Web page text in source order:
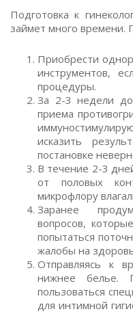
Подготовка к
займет много времени.
Приобрести
инструментов,
процедуры.
За 2-3 недели до
приема
исказить
постановке
В течение 2-3
от половых
микрофлору
Заранее
вопросов,
попытаться
жалобы на
Отправляясь к
нижнее белье.
пользоваться
для интимной